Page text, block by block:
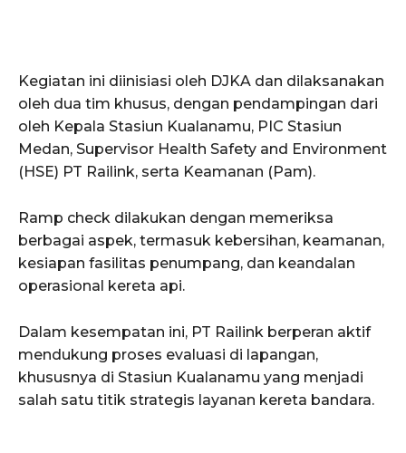
Kegiatan ini diinisiasi oleh DJKA dan dilaksanakan
oleh dua tim khusus, dengan pendampingan dari
oleh Kepala Stasiun Kualanamu, PIC Stasiun
Medan, Supervisor Health Safety and Environment
(HSE) PT Railink, serta Keamanan (Pam).
Ramp check dilakukan dengan memeriksa
berbagai aspek, termasuk kebersihan, keamanan,
kesiapan fasilitas penumpang, dan keandalan
operasional kereta api.
Dalam kesempatan ini, PT Railink berperan aktif
mendukung proses evaluasi di lapangan,
khususnya di Stasiun Kualanamu yang menjadi
salah satu titik strategis layanan kereta bandara.